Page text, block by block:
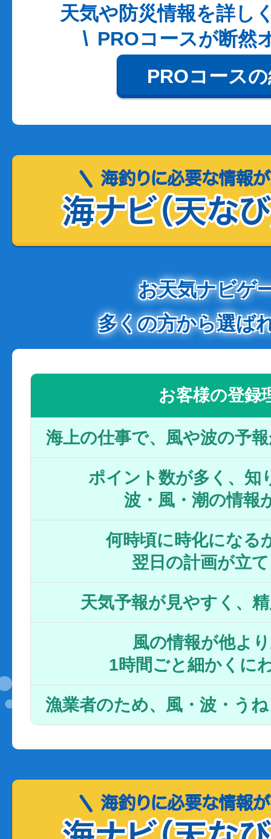
天気や防災情報を詳し
PROコースが断然
PROコース
お天気ナビゲ
多くの方から選ば
お客様の登録
海上の仕事で、風や波の予
ポイント数が多く、知
波・風・潮の情報
何時頃に時化になる
翌日の計画が立
天気予報が見やすく、
風の情報が他よ
1時間ごと細かくに
漁業者のため、風・波・う